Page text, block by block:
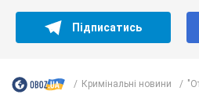
Підписатись
Кримінальні новини